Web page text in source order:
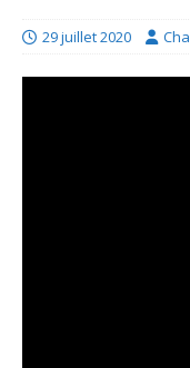
29 juillet 2020